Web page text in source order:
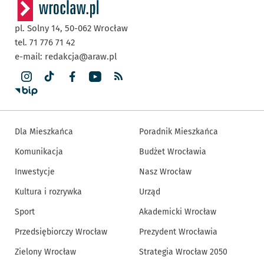
pl. Solny 14, 50-062 Wrocław
tel. 71 776 71 42
e-mail: redakcja@araw.pl
Dla Mieszkańca
Komunikacja
Inwestycje
Kultura i rozrywka
Sport
Przedsiębiorczy Wrocław
Zielony Wrocław
Poradnik Mieszkańca
Budżet Wrocławia
Nasz Wrocław
Urząd
Akademicki Wrocław
Prezydent Wrocławia
Strategia Wrocław 2050